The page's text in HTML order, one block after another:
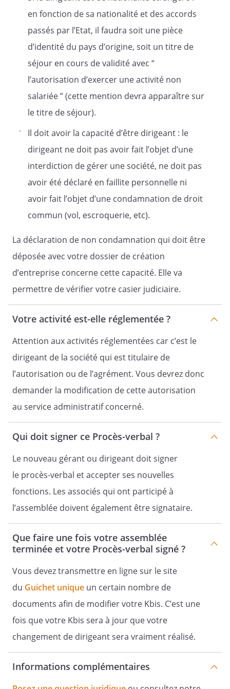
€
LETTRE DE CONVOCATION A
L'ASSEMBLEE
GENERALE EXTRAORDINAIRE
,
Le ,
A l'attention de :
Nous avons l'honneur de vous convoquer
notre Société qui se tiendra le
, à
, à l'effet de délibérer sur l'ordre du jour
suivant :
- la constatation de fin de mandat et de
nomination de dirigeants ;
en fonction de sa nationalité et des accords
passés par l’Etat, il faudra soit une pièce
d’identité du pays d’origine, soit un titre de
séjour en cours de validité avec “
l’autorisation d’exercer une activité non
salariée ” (cette mention devra apparaître sur
le titre de séjour).
Il doit avoir la capacité d’être dirigeant : le
dirigeant ne doit pas avoir fait l’objet d’une
interdiction de gérer une société, ne doit pas
avoir été déclaré en faillite personnelle ni
avoir fait l’objet d’une condamnation de droit
commun (vol, escroquerie, etc).
La déclaration de non condamnation qui doit être
déposée avec votre dossier de création
d’entreprise concerne cette capacité. Elle va
permettre de vérifier votre casier judiciaire.
Votre activité est-elle réglementée ?
Attention aux activités réglementées car c’est le
dirigeant de la société qui est titulaire de
l’autorisation ou de l’agrément. Vous devrez donc
demander la modification de cette autorisation
au service administratif concerné.
Qui doit signer ce Procès-verbal ?
Le nouveau gérant ou dirigeant doit signer
le procès-verbal et accepter ses nouvelles
fonctions. Les associés qui ont participé à
l’assemblée doivent également être signataire.
Que faire une fois votre assemblée
terminée et votre Procès-verbal signé ?
Vous devez transmettre en ligne sur le site
du Guichet unique un certain nombre de
documents afin de modifier votre Kbis. C’est une
fois que votre Kbis sera à jour que votre
changement de dirigeant sera vraiment réalisé.
Informations complémentaires